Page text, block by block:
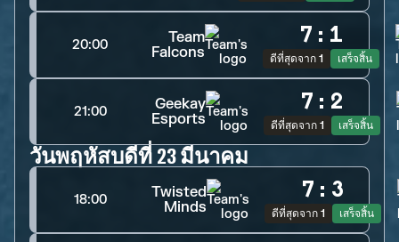
20:00
Team
Falcons
7 : 1
ดีที่สุดจาก 1 เสร็จสิ้น
21:00
Geekay
Esports
7 : 2
ดีที่สุดจาก 1 เสร็จสิ้น
วันพฤหัสบดีที่ 23 มีนาคม
18:00
Twisted
Minds
7 : 3
ดีที่สุดจาก 1 เสร็จสิ้น